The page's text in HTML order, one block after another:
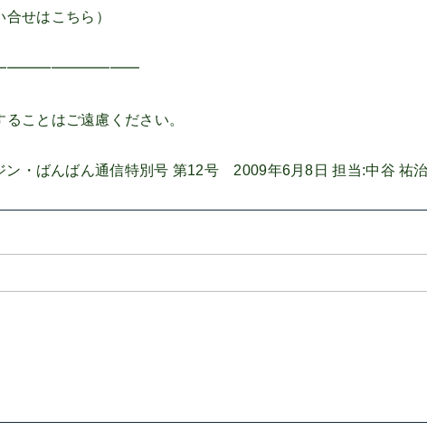
合せは こちら ）
ことはご遠慮ください。
・ばんばん通信特別号 第12号 2009年6月8日 担当:中谷 祐